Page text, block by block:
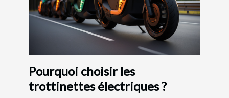
Pourquoi choisir les
trottinettes électriques ?